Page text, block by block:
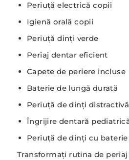
Periuță electrică copii
Igienă orală copii
Periuță dinți verde
Periaj dentar eficient
Capete de periere incluse
Baterie de lungă durată
Periuță de dinți distractivă
Îngrijire dentară
Periuță de dinți cu baterie
Transformați rutina de